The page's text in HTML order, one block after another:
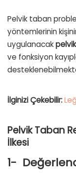
Pelvik taban
yöntemlerinin
uygulanacak
ve fonksiyon
İlginizi Çekebilir:
Pelvik Taban
İlkesi
1-